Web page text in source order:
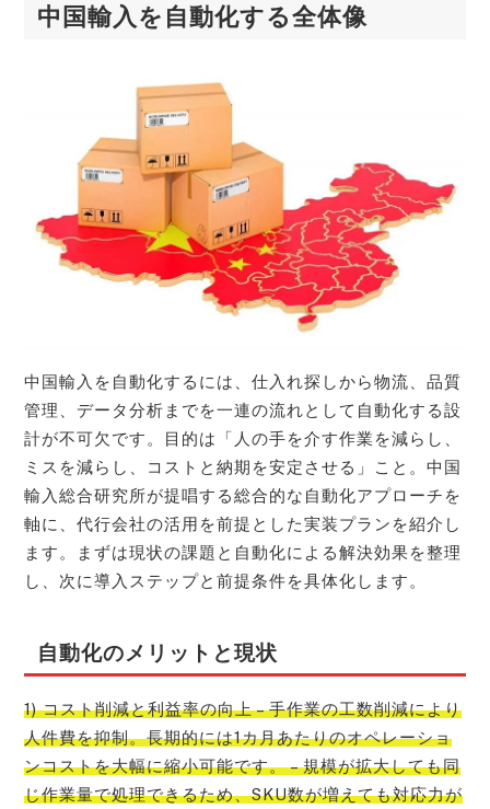
中国輸入を自動化する全体像
中国輸入を自動化するには、仕入れ探しから物流、品質
管理、データ分析までを一連の流れとして自動化する設
計が不可欠です。目的は「人の手を介す作業を減らし、
ミスを減らし、コストと納期を安定させる」こと。中国
輸入総合研究所が提唱する総合的な自動化アプローチを
軸に、代行会社の活用を前提とした実装プランを紹介し
ます。まずは現状の課題と自動化による解決効果を整理
し、次に導入ステップと前提条件を具体化します。
自動化のメリットと現状
1) コスト削減と利益率の向上 – 手作業の工数削減により
人件費を抑制。長期的には1カ月あたりのオペレーショ
ンコストを大幅に縮小可能です。 – 規模が拡大しても同
じ作業量で処理できるため、SKU数が増えても対応力が